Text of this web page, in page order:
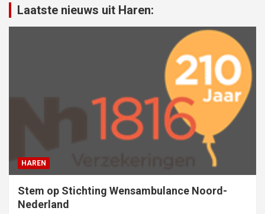
Laatste nieuws uit Haren:
HAREN
Stem op Stichting Wensambulance Noord-
Nederland